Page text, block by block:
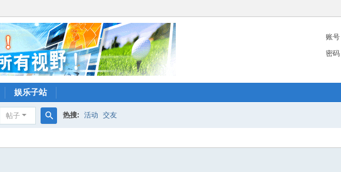
账号
密码
娱乐子站
帖子
索
热搜: 活动 交友